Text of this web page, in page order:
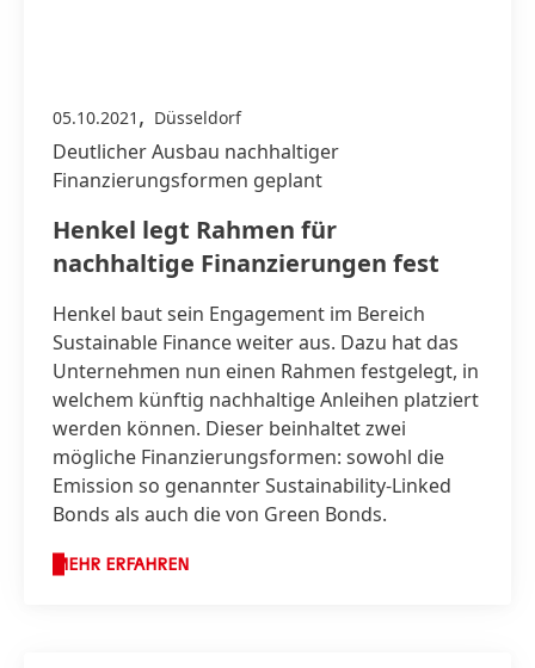
05.10.2021 , Düsseldorf
Deutlicher Ausbau nachhaltiger
Finanzierungsformen geplant
Henkel legt Rahmen für
nachhaltige Finanzierungen fest
Henkel baut sein Engagement im Bereich
Sustainable Finance weiter aus. Dazu hat das
Unternehmen nun einen Rahmen festgelegt, in
welchem künftig nachhaltige Anleihen platziert
werden können. Dieser beinhaltet zwei
mögliche Finanzierungsformen: sowohl die
Emission so genannter Sustainability‐Linked
Bonds als auch die von Green Bonds.
MEHR ERFAHREN